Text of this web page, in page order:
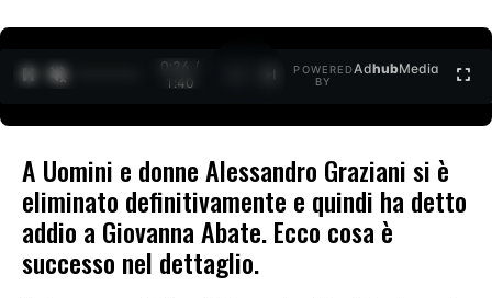
0:27 /
1:40
POWERED
BY
AdhubMedia
A Uomini e donne Alessandro Graziani si è
eliminato definitivamente e quindi ha detto
addio a Giovanna Abate. Ecco cosa è
successo nel dettaglio.